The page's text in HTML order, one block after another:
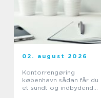
02. august 2026
Kontorrengøring
københavn sådan får du
et sundt og indbydende